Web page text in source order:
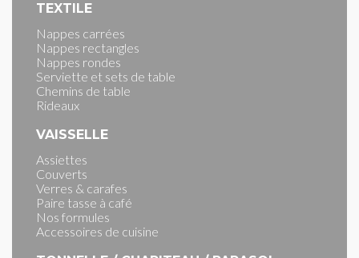
TEXTILE
Nappes carrées
Nappes rectangles
Nappes rondes
Serviette et sets de table
Chemins de table
Rideaux
VAISSELLE
Assiettes
Couverts
Verres & carafes
Paire tasse à café
Nos formules
Accessoires de cuisine